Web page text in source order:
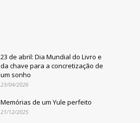
23 de abril: Dia Mundial do Livro e
da chave para a concretização de
um sonho
23/04/2026
Memórias de um Yule perfeito
21/12/2025